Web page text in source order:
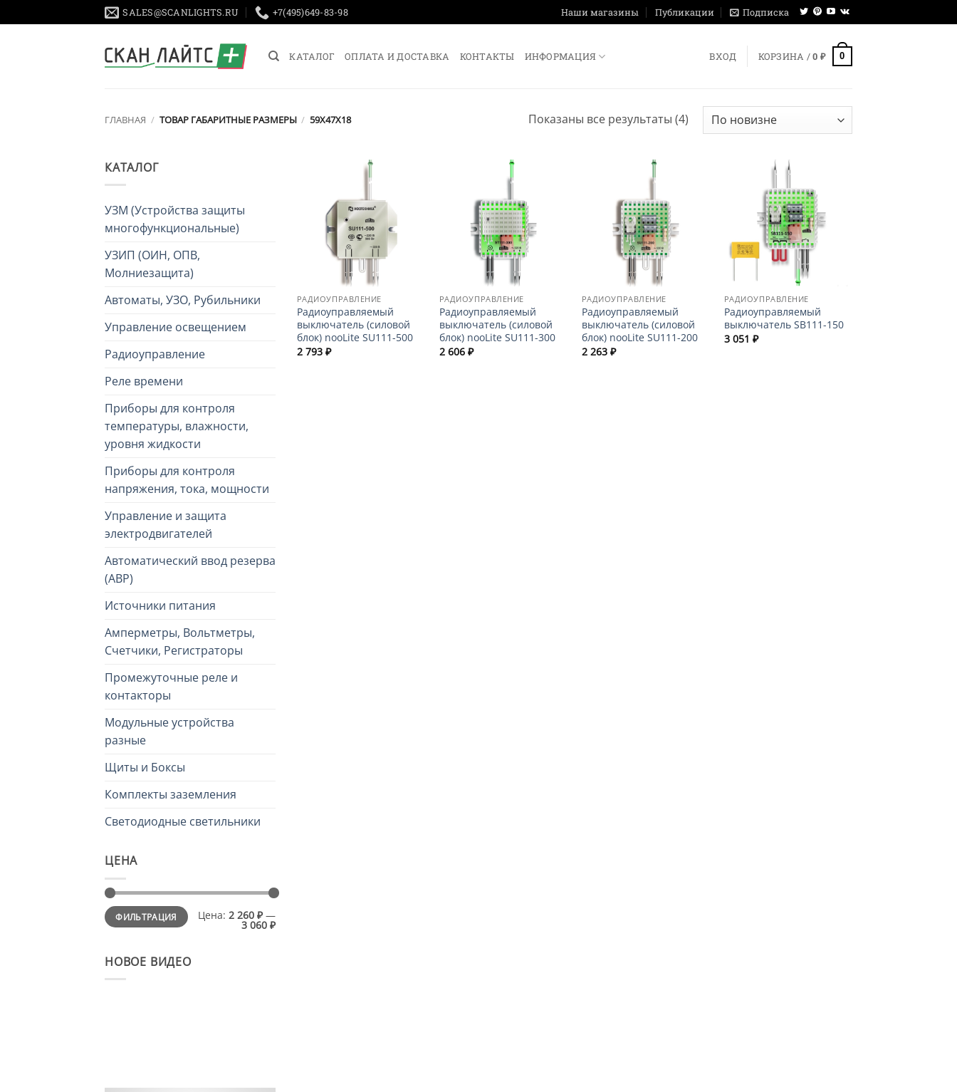
to
SALES@SCANLIGHTS.RU +7(495)649-83-98 Наши магазины Публикации Подписка
КАТАЛОГ ОПЛАТА И ДОСТАВКА КОНТАКТЫ ИНФОРМАЦИЯ ВХОД КОРЗИНА /0 ₽ 0
ГЛАВНАЯ / ТОВАР ГАБАРИТНЫЕ РАЗМЕРЫ / 59X47X18 Показаны все результаты (4)Сортировка:
самые
КАТАЛОГ
УЗМ (Устройства защиты
многофункциональные)
УЗИП (ОИН, ОПВ,
Молниезащита)
Автоматы, УЗО, Рубильники
Управление освещением
Радиоуправление
Реле времени
Приборы для контроля
температуры, влажности,
уровня жидкости
Приборы для контроля
напряжения, тока, мощности
Управление и защита
электродвигателей
Автоматический ввод резерва
(АВР)
Источники питания
Амперметры, Вольтметры,
Счетчики, Регистраторы
Промежуточные реле и
контакторы
Модульные устройства
разные
Щиты и Боксы
Комплекты заземления
Светодиодные светильники
ЦЕНА
Минимальная
цена
Максимальная
ценаФИЛЬТРАЦИЯ Цена: 2 260 ₽ —
3 060 ₽
НОВОЕ ВИДЕО
РАДИОУПРАВЛЕНИЕ
Радиоуправляемый
выключатель (силовой
блок) nooLite SU111-500
2 793 ₽
РАДИОУПРАВЛЕНИЕ
Радиоуправляемый
выключатель (силовой
блок) nooLite SU111-300
2 606 ₽
РАДИОУПРАВЛЕНИЕ
Радиоуправляемый
выключатель (силовой
блок) nooLite SU111-200
2 263 ₽
РАДИОУПРАВЛЕНИЕ
Радиоуправляемый
выключатель SB111-150
3 051 ₽